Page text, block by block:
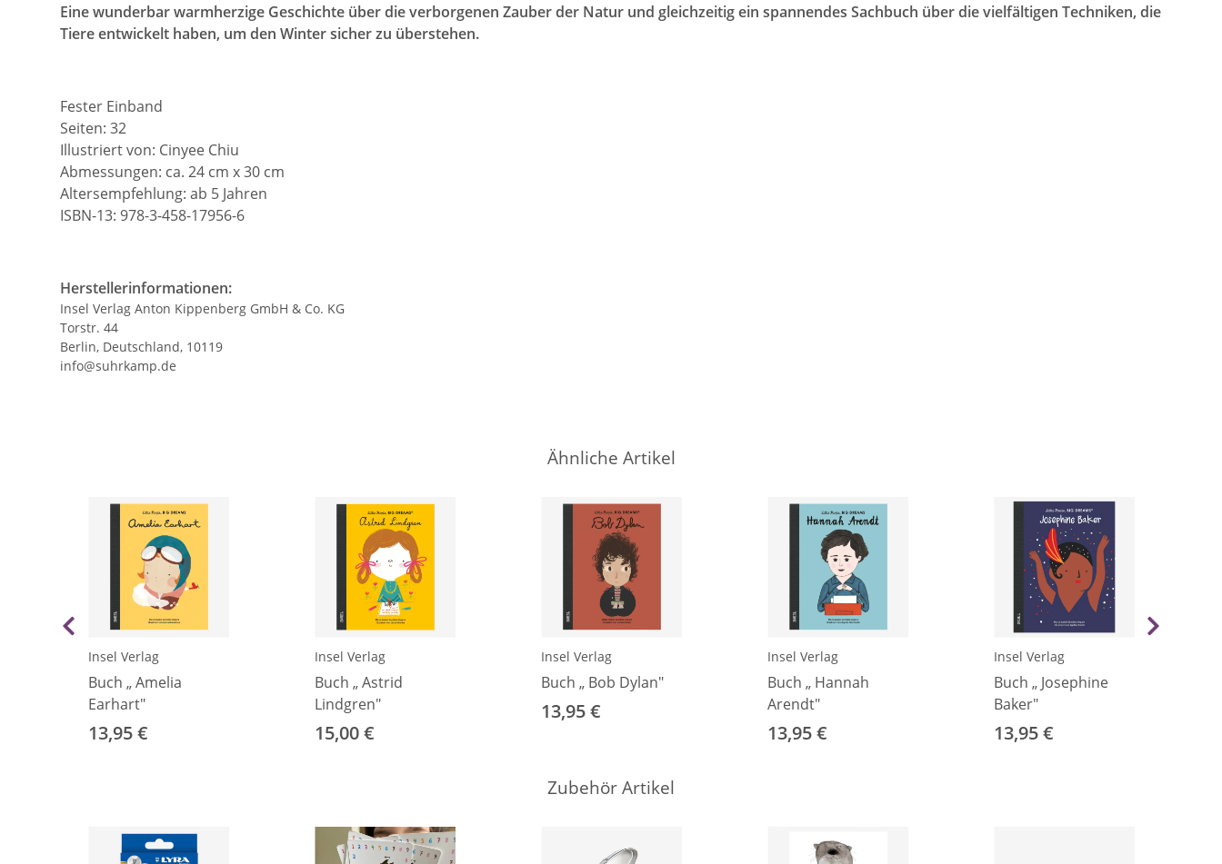
Eine wunderbar warmherzige Geschichte über die verborgenen Zauber der Natur und gleichzeitig ein spannendes Sachbuch über die vielfältigen Techniken, die
Tiere entwickelt haben, um den Winter sicher zu überstehen.
Fester Einband
Seiten: 32
Illustriert von: Cinyee Chiu
Abmessungen: ca. 24 cm x 30 cm
Altersempfehlung: ab 5 Jahren
ISBN-13: 978-3-458-17956-6
Herstellerinformationen:
Insel Verlag Anton Kippenberg GmbH & Co. KG
Torstr. 44
Berlin, Deutschland, 10119
info@suhrkamp.de
Ähnliche Artikel
Insel Verlag
Buch „ Amelia
Earhart"
13,95 €
Insel Verlag
Buch „ Astrid
Lindgren"
15,00 €
Insel Verlag
Buch „ Bob Dylan"
13,95 €
Insel Verlag
Buch „ Hannah
Arendt"
13,95 €
Insel Verlag
Buch „ Josephine
Baker"
13,95 €
Zubehör Artikel